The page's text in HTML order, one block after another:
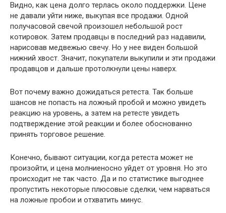
Видно, как цена долго терлась около поддержки. Цене
не давали уйти ниже, выкупая все продажи. Одной
получасовой свечой произошел небольшой рост
котировок. Затем продавцы в последний раз надавили,
нарисовав медвежью свечу. Но у нее виден большой
нижний хвост. Значит, покупатели выкупили и эти продажи
продавцов и дальше протолкнули цены наверх.
Вот почему важно дожидаться ретеста. Так больше
шансов не попасть на ложный пробой и можно увидеть
реакцию на уровень, а затем на ретесте увидеть
подтверждение этой реакции и более обоснованно
принять торговое решение.
Конечно, бывают ситуации, когда ретеста может не
произойти, и цена молниеносно уйдет от уровня. Но это
происходит не так часто. Да и по статистике выгоднее
пропустить некоторые плюсовые сделки, чем нарваться
на ложные пробои и отхватить минус.